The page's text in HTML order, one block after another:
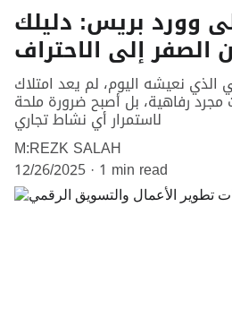
وورد بريس: دليلك
الصفر إلى الاحتراف
نعيشه اليوم، لم يعد امتلاك
مجرد رفاهية، بل أصبح ضرورة ملحة
لاستمرار أي نشاط تجاري
M:REZK SALAH
12/26/2025 1 min read